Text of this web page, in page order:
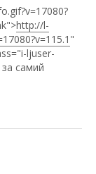
http://l-
"
ljuser-
за самий